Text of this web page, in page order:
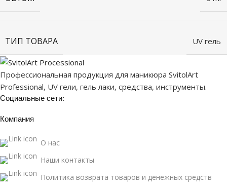
ТИП ТОВАРА UV гель
Профессиональная продукция для маникюра SvitolArt
Professional, UV гели, гель лаки, средства, инструменты.
Социальные сети:
Компания
О нас
Наши контакты
Политика возврата товаров и денежных средств